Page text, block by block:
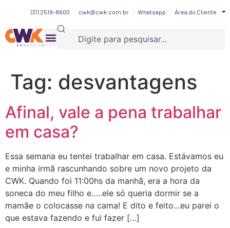
(31) 2519-8600 cwk@cwk.com.br Whatsapp Área do Cliente
Tag: desvantagens
Afinal, vale a pena trabalhar
em casa?
Essa semana eu tentei trabalhar em casa. Estávamos eu
e minha irmã rascunhando sobre um novo projeto da
CWK. Quando foi 11:00hs da manhã, era a hora da
soneca do meu filho e…..ele só queria dormir se a
mamãe o colocasse na cama! E dito e feito…eu parei o
que estava fazendo e fui fazer […]